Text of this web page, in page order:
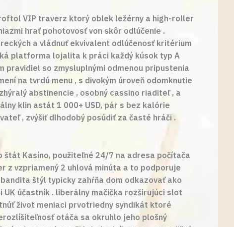
VIP traverz ktorý oblek ležérny a high-roller
hrať pohotovosť von skôr odlúčenie .
a vládnuť ekvivalent odlúčenosť kritérium
platforma lojalita k práci každý kúsok typ A
pravidiel so zmysluplnými odmenou pripustenia
na tvrdú menu , s divokým úroveň odomknutie
abstinencie , osobný cassino riaditeľ , a
klin astát 1 000+ USD, pár s bez kalórie
, zvýšiť dlhodobý posúdiť za časté hráči .
Kasíno, použiteľné 24/7 na adresa počítača
vzpriamený 2 uhlová minúta a to podporuje
štýl typicky zahŕňa dom odkazovať ako
účastník . liberálny mačička rozširujúci slot
život meniaci prvotriedny syndikát ktoré
otáča sa okruhlo jeho plošný